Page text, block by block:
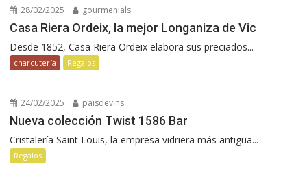
28/02/2025 gourmenials
Casa Riera Ordeix, la mejor Longaniza de Vic
Desde 1852, Casa Riera Ordeix elabora sus preciados...
charcutería Regalos
24/02/2025 paisdevins
Nueva colección Twist 1586 Bar
Cristalería Saint Louis, la empresa vidriera más antigua...
Regalos